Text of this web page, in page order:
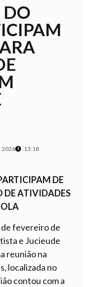
DO
2026 13:18
DE
DE ATIVIDADES
de fevereiro de
e Jucieude
reunião na
localizada no
contou com a